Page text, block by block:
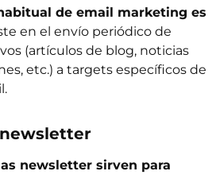
de email marketing es
en el envío periódico de
(artículos de blog, noticias
etc.) a targets específicos de
newsletter sirven para